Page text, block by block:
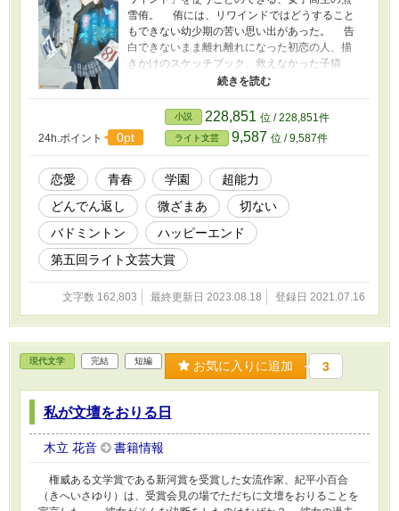
雪侑。 侑には、リワインドではどうすること
もできない幼少期の苦い思い出があった。 告
白できないまま離れ離れになった初恋の人、描
きかけのスケッチブック、救えなかった子猫
――。 そんな侑の前に、初恋の人によく似た
転校生、長谷川拓実が現れる。明るい拓実に惹
かれた侑は、過去の後悔を乗り越えてから、想
いを伝えることにした。 告白を決意して迎え
た十二月、友人のために行ったリワインドのせ
いで、取返しのつかない事態が起きてしまい
――!? 「第５回ライト文芸大賞」大賞受賞
作。 ※作品下部に、「みつなつの本棚様に作成
して頂いた、作品紹介動画」と「青葉かなん様
に作成して頂いた、作品PV」へのリンクがあり
ます。ぜひご覧ください。
24h.ポイント 0pt
小説 228,851 位 / 228,851件
ライト文芸 9,587 位 / 9,587件
恋愛 青春 学園
超能力
どんでん返し
微ざまあ
切ない
バドミントン
ハッピーエンド
第五回ライト文芸大賞
文字数 162,803 最終更新日 2023.08.18 登録日 2021.07.16
現代文学 完結 短編 お気に入りに追加 3
私が文壇をおりる日
木立 花音 書籍情報
権威ある文学賞である新河賞を受賞した女流作家、紀平小百合
（きへいさゆり）は、受賞会見の場でただちに文壇をおりることを